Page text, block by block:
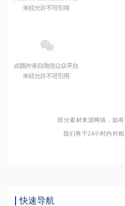
部分素材来源网络，如
我们将于24小时内对相
快速导航